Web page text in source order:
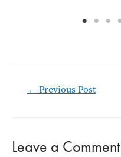
← Previous Post
Leave a Comment